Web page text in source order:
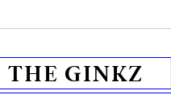
THE GINKZ